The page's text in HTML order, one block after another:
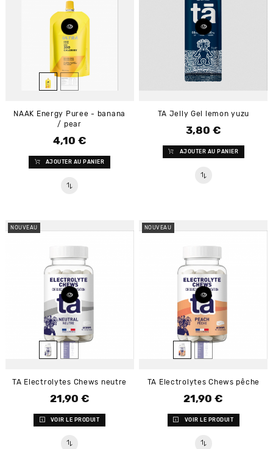
NAAK Energy Puree - banana
/ pear
Prix
4,10 €
AJOUTER AU PANIER
TA Jelly Gel lemon yuzu
Prix
3,80 €
AJOUTER AU PANIER
NOUVEAU
TA Electrolytes Chews neutre
Prix
21,90 €
VOIR LE PRODUIT
NOUVEAU
TA Electrolytes Chews pêche
Prix
21,90 €
VOIR LE PRODUIT